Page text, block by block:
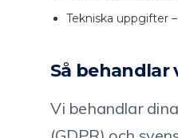
Tekniska uppgifter
Så
Vi behandlar